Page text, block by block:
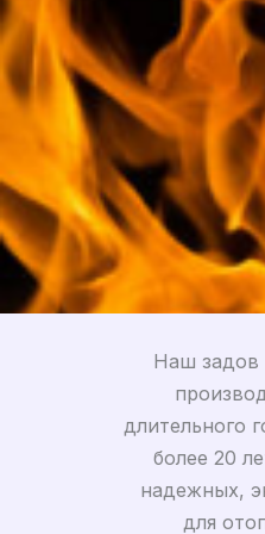
Наш задов
длительного
более 20
надежных,
для